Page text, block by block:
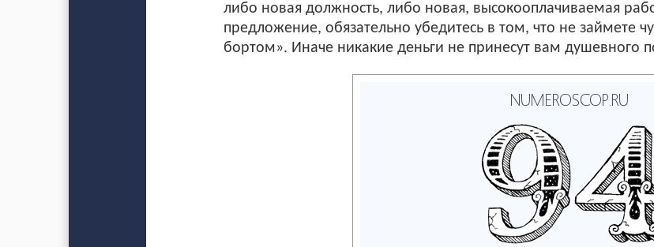
либо новая должность, либо новая, высокооплачиваемая
предложение, обязательно убедитесь в том, что не займете
бортом». Иначе никакие деньги не принесут вам душевного